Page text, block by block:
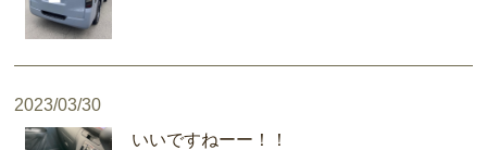
2023/03/30
いいですねーー！！